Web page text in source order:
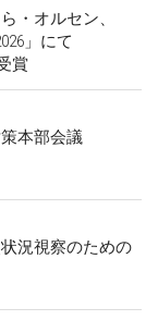
・オルセン、
」にて
賞
本部会議
況視察のための